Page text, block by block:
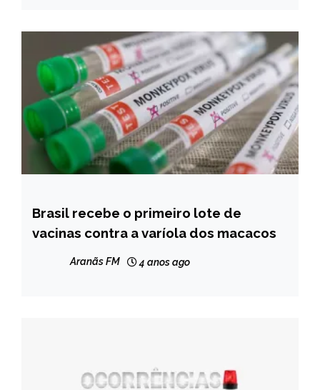
BRASIL
NOTÍCIAS
Brasil recebe o primeiro lote de
vacinas contra a varíola dos macacos
Aranãs FM 4 anos ago